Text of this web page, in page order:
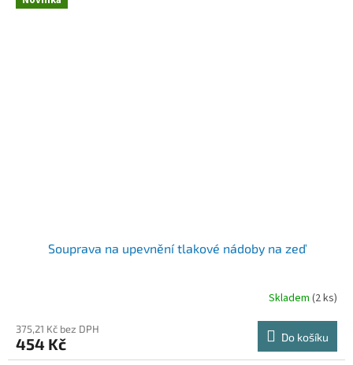
Souprava na upevnění tlakové nádoby na zeď
Skladem (2 ks)
375,21 Kč bez DPH
454 Kč Do košíku